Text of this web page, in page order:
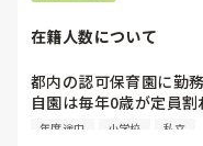
在籍人数について
都内の認可保育園に勤
自園は毎年0歳が定員
うですか？
年度途中 小学校 私立